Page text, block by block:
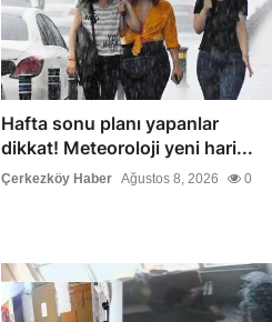
Hafta sonu planı yapanlar
dikkat! Meteoroloji yeni hari...
Çerkezköy Haber Ağustos 8, 2026 0